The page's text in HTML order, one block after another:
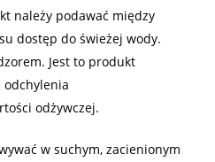
należy podawać między
dostęp do świeżej wody.
Jest to produkt
odchylenia
odżywczej.
w suchym, zacienionym